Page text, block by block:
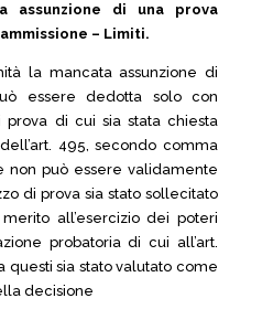
assunzione di una prova
– Limiti.
la mancata assunzione di
essere dedotta solo con
di cui sia stata chiesta
495, secondo comma
non può essere validamente
di prova sia stato sollecitato
all’esercizio dei poteri
probatoria di cui all’art.
questi sia stato valutato come
decisione